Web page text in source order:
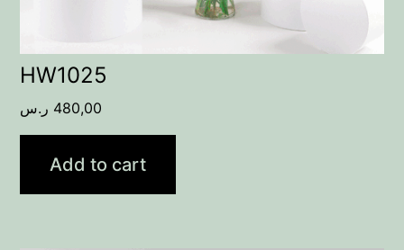
HW1025
480,00 ر.س
Add to cart